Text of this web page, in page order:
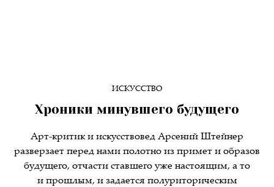
ИСКУССТВО
Хроники минувшего будущего
Арт-критик и искусствовед Арсений Штейнер
разверзает перед нами полотно из примет и образов
будущего, отчасти ставшего уже настоящим, а то
и прошлым, и задается полуриторическим